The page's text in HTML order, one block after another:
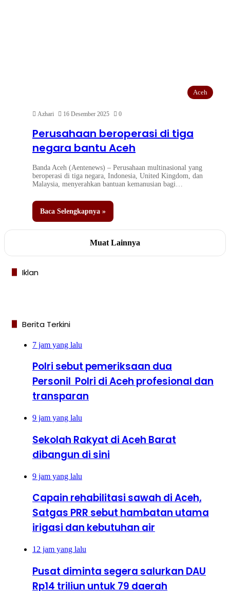
Aceh
Azhari 16 Desember 2025 0
Perusahaan beroperasi di tiga
negara bantu Aceh
Banda Aceh (Aentenews) – Perusahaan multinasional yang
beroperasi di tiga negara, Indonesia, United Kingdom, dan
Malaysia, menyerahkan bantuan kemanusian bagi…
Baca Selengkapnya »
Muat Lainnya
Iklan
Berita Terkini
7 jam yang lalu
Polri sebut pemeriksaan dua
Personil Polri di Aceh profesional dan
transparan
9 jam yang lalu
Sekolah Rakyat di Aceh Barat
dibangun di sini
9 jam yang lalu
Capain rehabilitasi sawah di Aceh,
Satgas PRR sebut hambatan utama
irigasi dan kebutuhan air
12 jam yang lalu
Pusat diminta segera salurkan DAU
Rp14 triliun untuk 79 daerah